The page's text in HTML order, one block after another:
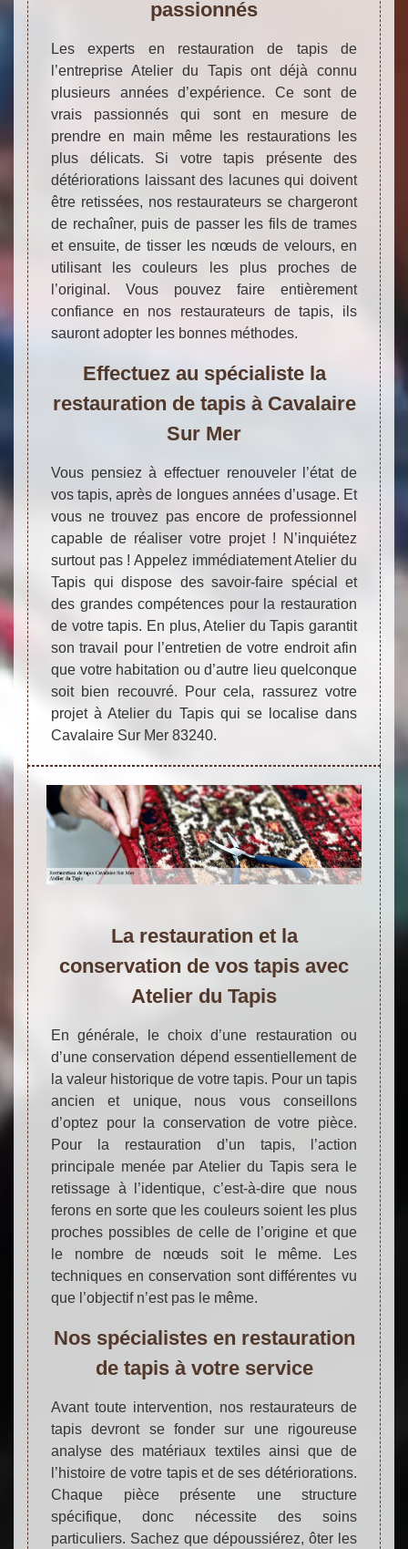
passionnés
Les experts en restauration de tapis de
l’entreprise Atelier du Tapis ont déjà connu
plusieurs années d’expérience. Ce sont de
vrais passionnés qui sont en mesure de
prendre en main même les restaurations les
plus délicats. Si votre tapis présente des
détériorations laissant des lacunes qui doivent
être retissées, nos restaurateurs se chargeront
de rechaîner, puis de passer les fils de trames
et ensuite, de tisser les nœuds de velours, en
utilisant les couleurs les plus proches de
l’original. Vous pouvez faire entièrement
confiance en nos restaurateurs de tapis, ils
sauront adopter les bonnes méthodes.
Effectuez au spécialiste la
restauration de tapis à Cavalaire
Sur Mer
Vous pensiez à effectuer renouveler l’état de
vos tapis, après de longues années d’usage. Et
vous ne trouvez pas encore de professionnel
capable de réaliser votre projet ! N’inquiétez
surtout pas ! Appelez immédiatement Atelier du
Tapis qui dispose des savoir-faire spécial et
des grandes compétences pour la restauration
de votre tapis. En plus, Atelier du Tapis garantit
son travail pour l’entretien de votre endroit afin
que votre habitation ou d’autre lieu quelconque
soit bien recouvré. Pour cela, rassurez votre
projet à Atelier du Tapis qui se localise dans
Cavalaire Sur Mer 83240.
La restauration et la
conservation de vos tapis avec
Atelier du Tapis
En générale, le choix d’une restauration ou
d’une conservation dépend essentiellement de
la valeur historique de votre tapis. Pour un tapis
ancien et unique, nous vous conseillons
d’optez pour la conservation de votre pièce.
Pour la restauration d’un tapis, l’action
principale menée par Atelier du Tapis sera le
retissage à l’identique, c’est-à-dire que nous
ferons en sorte que les couleurs soient les plus
proches possibles de celle de l’origine et que
le nombre de nœuds soit le même. Les
techniques en conservation sont différentes vu
que l’objectif n’est pas le même.
Nos spécialistes en restauration
de tapis à votre service
Avant toute intervention, nos restaurateurs de
tapis devront se fonder sur une rigoureuse
analyse des matériaux textiles ainsi que de
l’histoire de votre tapis et de ses détériorations.
Chaque pièce présente une structure
spécifique, donc nécessite des soins
particuliers. Sachez que dépoussiérez, ôter les